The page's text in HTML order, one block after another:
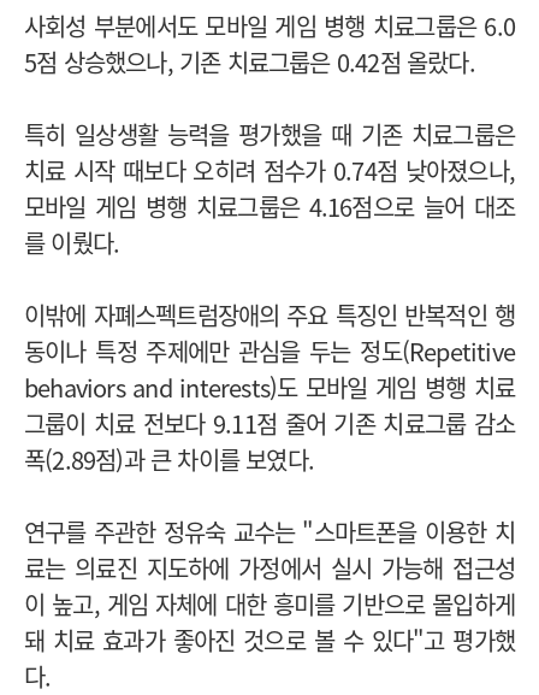
사회성 부분에서도 모바일 게임 병행 치료그룹은 6.0
5점 상승했으나, 기존 치료그룹은 0.42점 올랐다.
특히 일상생활 능력을 평가했을 때 기존 치료그룹은
치료 시작 때보다 오히려 점수가 0.74점 낮아졌으나,
모바일 게임 병행 치료그룹은 4.16점으로 늘어 대조
를 이뤘다.
이밖에 자폐스펙트럼장애의 주요 특징인 반복적인 행
동이나 특정 주제에만 관심을 두는 정도(Repetitive
behaviors and interests)도 모바일 게임 병행 치료
그룹이 치료 전보다 9.11점 줄어 기존 치료그룹 감소
폭(2.89점)과 큰 차이를 보였다.
연구를 주관한 정유숙 교수는 "스마트폰을 이용한 치
료는 의료진 지도하에 가정에서 실시 가능해 접근성
이 높고, 게임 자체에 대한 흥미를 기반으로 몰입하게
돼 치료 효과가 좋아진 것으로 볼 수 있다"고 평가했
다.